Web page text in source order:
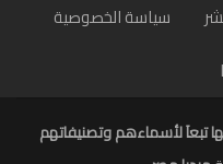
سياسة الخصوصية
تبعاَ لأسماءهم وتصنيفاتهم